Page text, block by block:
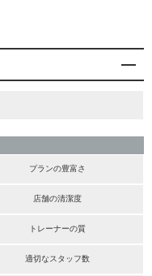
プランの豊富さ
店舗の清潔度
トレーナーの質
適切なスタッフ数